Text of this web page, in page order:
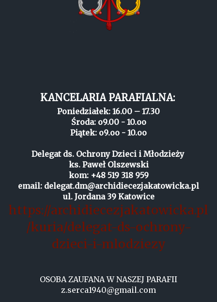
KANCELARIA PARAFIALNA:
Poniedziałek: 16.00 – 17.30
Środa: o9.00 - 10.oo
Piątek: o9.oo - 10.oo
Delegat ds. Ochrony Dzieci i Młodzieży
ks. Paweł Olszewski
kom: +48 519 318 959
email: delegat.dm@archidiecezjakatowicka.pl
ul. Jordana 39 Katowice
https://archidiecezjakatowicka.pl
/kuria/delegat-ds-ochrony-
dzieci-i-mlodziezy
OSOBA ZAUFANA W NASZEJ PARAFII
z.serca1940@gmail.com